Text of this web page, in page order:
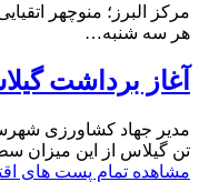
مرکز البرز؛ منوچهر
هر سه شنبه…
آغاز برداشت
تن گیلاس از این میزان
مشاهده تمام پست های